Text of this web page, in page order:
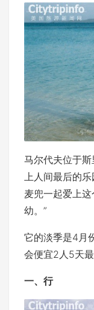
马尔代夫位于
上人间最后的
麦兜一起爱上
幼。”
它的淡季是4月
会便宜2人5天
一、行